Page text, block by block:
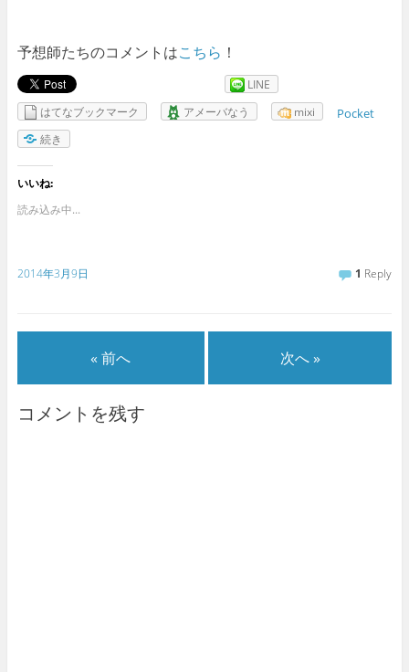
予想師たちのコメントはこちら ！
LINE
はてなブックマーク
アメーバなう mixi Pocket
続き
いいね:
読み込み中...
2014年3月9日 1 Reply
« 前へ 次へ »
コメントを残す